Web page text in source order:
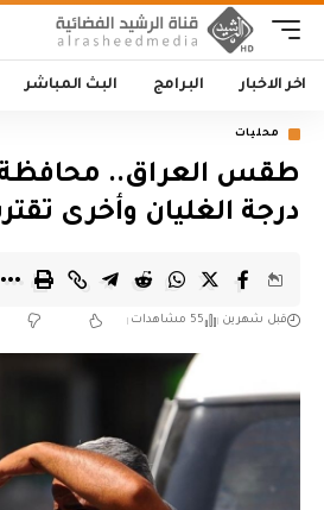
اخر الاخبار البرامج البث المباشر
محليات
طقس العراق..
درجة الغليان وأخرى
قبل شهرين 55 مشاهدات